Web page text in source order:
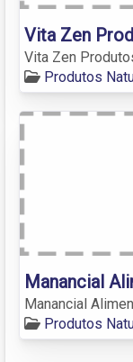
Vita Zen
Vita Zen
Produtos
Manancial
Manancial
Produtos